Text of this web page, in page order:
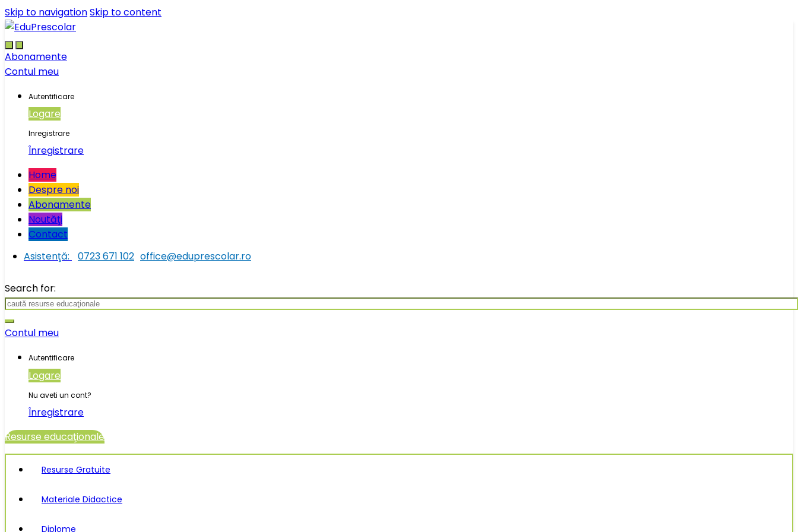
Skip to navigationSkip to content
Abonamente
Contul meu
Autentificare
Logare
Inregistrare
Înregistrare
Home
Despre noi
Abonamente
Noutăţi
Contact
Asistenţă:
0723 671 102 office@eduprescolar.ro
Search for:
Contul meu
Autentificare
Logare
Nu aveti un cont?
Înregistrare
Resurse educaţionale
Resurse Gratuite
Materiale Didactice
Diplome